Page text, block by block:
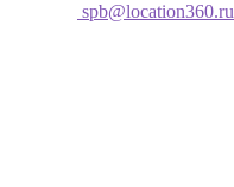
spb@location360.ru